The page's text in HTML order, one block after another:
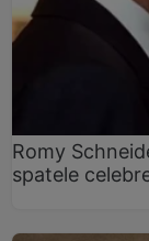
Romy
spatele